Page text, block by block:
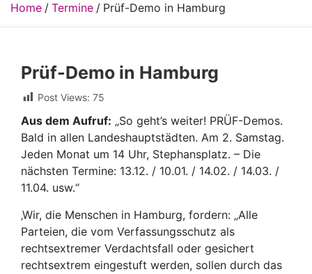
Home Termine Prüf-Demo in Hamburg
Prüf-Demo in Hamburg
Post Views: 75
Aus dem Aufruf: „So geht’s weiter! PRÜF-Demos.
Bald in allen Landeshauptstädten. Am 2. Samstag.
Jeden Monat um 14 Uhr, Stephansplatz. – Die
nächsten Termine: 13.12. / 10.01. / 14.02. / 14.03. /
11.04. usw.“
‚Wir, die Menschen in Hamburg, fordern: „Alle
Parteien, die vom Verfassungsschutz als
rechtsextremer Verdachtsfall oder gesichert
rechtsextrem eingestuft werden, sollen durch das